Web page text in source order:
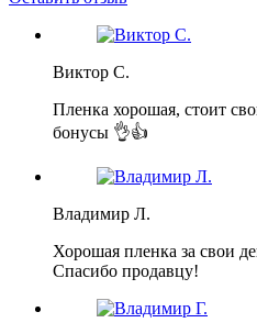
Виктор С.
Пленка хорошая, стоит
бонусы 👌👍
Владимир Л.
Хорошая пленка за свои
Спасибо продавцу!